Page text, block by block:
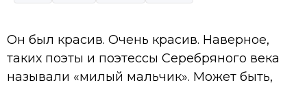
Он был красив. Очень красив. Наверное,
таких поэты и поэтессы Серебряного века
называли «милый мальчик». Может быть,